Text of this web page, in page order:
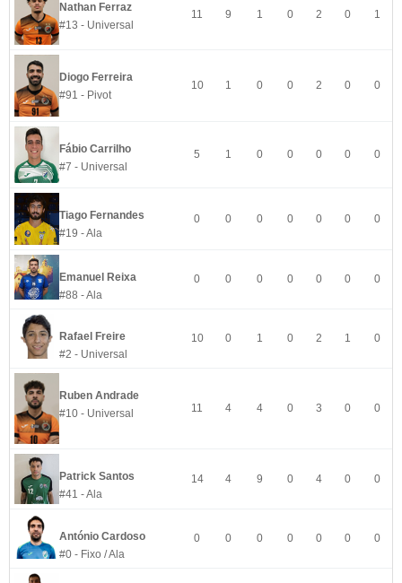
Nathan Ferraz
#13 - Universal
11 9 1 0 2 0 1
Diogo Ferreira
#91 - Pivot
10 1 0 0 2 0 0
Fábio Carrilho
#7 - Universal
5 1 0 0 0 0 0
Tiago Fernandes
#19 - Ala
0 0 0 0 0 0 0
Emanuel Reixa
#88 - Ala
0 0 0 0 0 0 0
Rafael Freire
#2 - Universal
10 0 1 0 2 1 0
Ruben Andrade
#10 - Universal
11 4 4 0 3 0 0
Patrick Santos
#41 - Ala
14 4 9 0 4 0 0
António Cardoso
#0 - Fixo / Ala
0 0 0 0 0 0 0